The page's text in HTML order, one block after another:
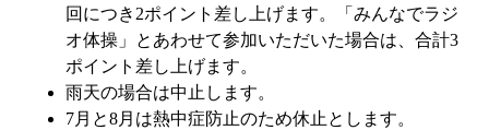
回につき2ポイント差し上げます。「みんなでラジ
オ体操」とあわせて参加いただいた場合は、合計3
ポイント差し上げます。
雨天の場合は中止します。
7月と8月は熱中症防止のため休止とします。